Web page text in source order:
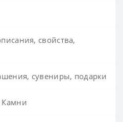
свойства,
сувениры, подарки
Камни